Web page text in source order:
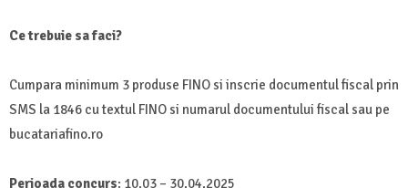
Ce trebuie sa faci?
Cumpara minimum 3 produse FINO si inscrie documentul fiscal prin
SMS la 1846 cu textul FINO si numarul documentului fiscal sau pe
bucatariafino.ro
Perioada concurs: 10.03 – 30.04.2025